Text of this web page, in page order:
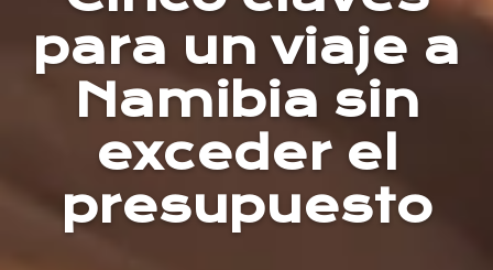
para un viaje a
Namibia sin
exceder el
presupuesto